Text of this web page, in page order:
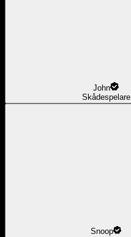
John
Skådespelare
Snoop